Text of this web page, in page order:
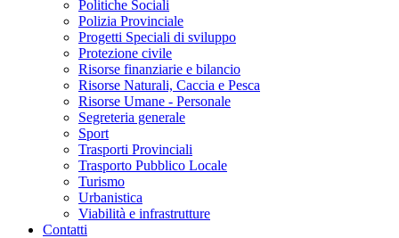
Politiche Sociali
Polizia Provinciale
Progetti Speciali di sviluppo
Protezione civile
Risorse finanziarie e bilancio
Risorse Naturali, Caccia e Pesca
Risorse Umane - Personale
Segreteria generale
Sport
Trasporti Provinciali
Trasporto Pubblico Locale
Turismo
Urbanistica
Viabilità e infrastrutture
Contatti